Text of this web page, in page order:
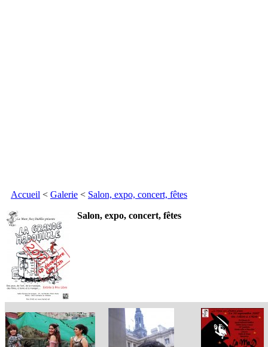
Accueil < Galerie < Salon, expo, concert, fêtes
Salon, expo, concert, fêtes